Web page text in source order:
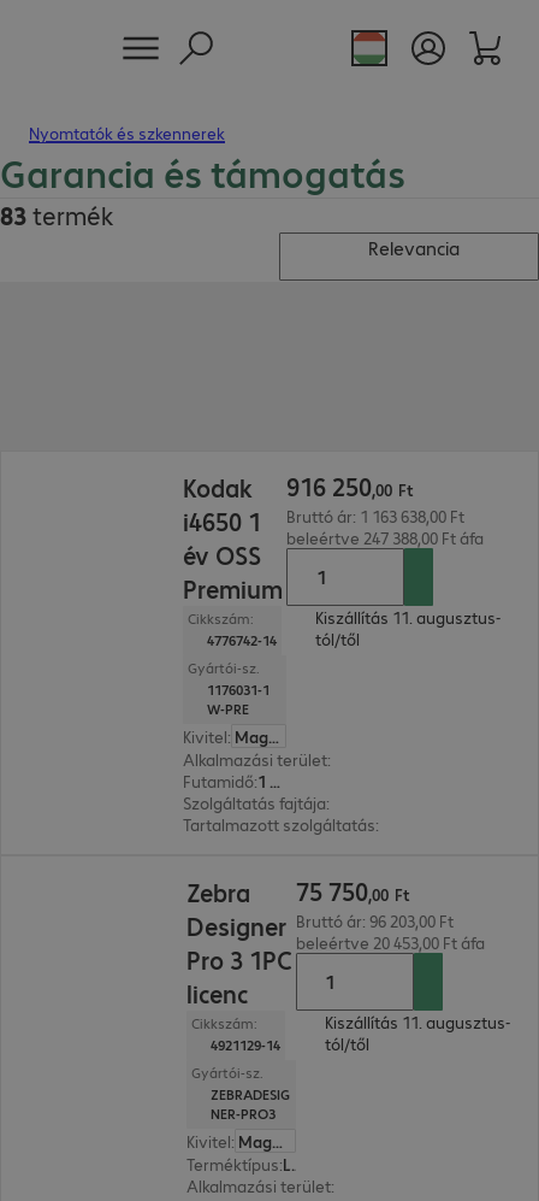
Nyomtatók és szkennerek
Garancia és támogatás
83termék
Relevancia
Kodak
i4650 1
év OSS
Premium
Cikkszám:
4776742-14
Gyártói-sz.
1176031-1
W-PRE
Kivitel:
Magyar
Alkalmazási terület:
Futamidő:
1 év
Szolgáltatás fajtája:
Tartalmazott szolgáltatás:
916 250,00 Ft
Bruttó ár: 1 163 638,00 Ft
beleértve 247 388,00 Ft áfa
Kiszállítás 11. augusztus-
tól/től
Zebra
Designer
Pro 3 1PC
licenc
Cikkszám:
4921129-14
Gyártói-sz.
ZEBRADESIG
NER-PRO3
Kivitel:
Magyar
Terméktípus: Licence
Alkalmazási terület:
75 750,00 Ft
Bruttó ár: 96 203,00 Ft
beleértve 20 453,00 Ft áfa
Kiszállítás 11. augusztus-
tól/től